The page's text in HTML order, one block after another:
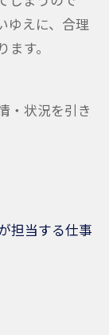
ゆえに、合理
す。
・状況を引き
担当する仕事